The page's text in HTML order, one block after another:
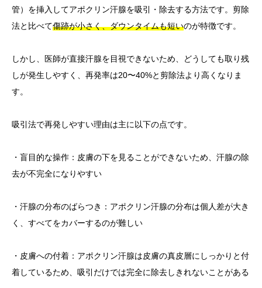
管）を挿入してアポクリン汗腺を吸引・除去する方法です。剪除
法と比べて傷跡が小さく、ダウンタイムも短いのが特徴です。
しかし、医師が直接汗腺を目視できないため、どうしても取り残
しが発生しやすく、再発率は20〜40%と剪除法より高くなりま
す。
吸引法で再発しやすい理由は主に以下の点です。
・盲目的な操作：皮膚の下を見ることができないため、汗腺の除
去が不完全になりやすい
・汗腺の分布のばらつき：アポクリン汗腺の分布は個人差が大き
く、すべてをカバーするのが難しい
・皮膚への付着：アポクリン汗腺は皮膚の真皮層にしっかりと付
着しているため、吸引だけでは完全に除去しきれないことがある